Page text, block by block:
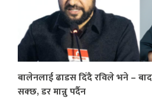
बालेनलाई ढाडस दिँदै रविले भने –
सक्छ, डर मान्नु पर्दैन